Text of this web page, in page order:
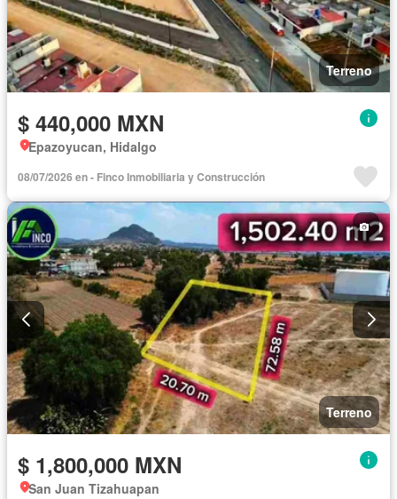
Terreno
$ 440,000 MXN
Epazoyucan, Hidalgo
08/07/2026 en - Finco Inmobiliaria y Construcción
Terreno
$ 1,800,000 MXN
San Juan Tizahuapan